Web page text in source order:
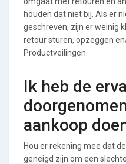
houden dat niet bij. Als er
geschreven, zijn er weinig
retour sturen, opzeggen
Productveilingen.
Ik heb de
aankoop
Hou er rekening mee dat
geneigd zijn om een